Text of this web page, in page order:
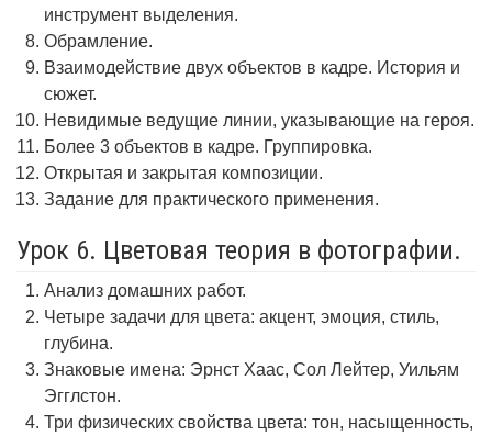
инструмент выделения.
Обрамление.
Взаимодействие двух объектов в кадре. История и
сюжет.
Невидимые ведущие линии, указывающие на героя.
Более 3 объектов в кадре. Группировка.
Открытая и закрытая композиции.
Задание для практического применения.
Урок 6. Цветовая теория в фотографии.
Анализ домашних работ.
Четыре задачи для цвета: акцент, эмоция, стиль,
глубина.
Знаковые имена: Эрнст Хаас, Сол Лейтер, Уильям
Эгглстон.
Три физических свойства цвета: тон, насыщенность,